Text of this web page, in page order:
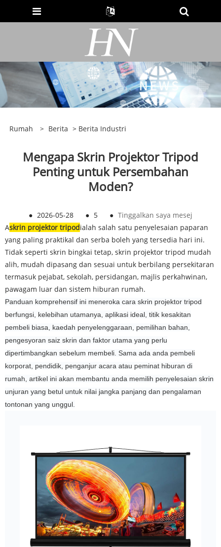
Rumah > Berita > Berita Industri
Mengapa Skrin Projektor Tripod
Penting untuk Persembahan
Moden?
● 2026-05-28 ● 5 ● Tinggalkan saya mesej
Askrin projektor tripodialah salah satu penyelesaian paparan
yang paling praktikal dan serba boleh yang tersedia hari ini.
Tidak seperti skrin bingkai tetap, skrin projektor tripod mudah
alih, mudah dipasang dan sesuai untuk berbilang persekitaran
termasuk pejabat, sekolah, persidangan, majlis perkahwinan,
pawagam luar dan sistem hiburan rumah.
Panduan komprehensif ini meneroka cara skrin projektor tripod
berfungsi, kelebihan utamanya, aplikasi ideal, titik kesakitan
pembeli biasa, kaedah penyelenggaraan, pemilihan bahan,
pengesyoran saiz skrin dan faktor utama yang perlu
dipertimbangkan sebelum membeli. Sama ada anda pembeli
korporat, pendidik, penganjur acara atau peminat hiburan di
rumah, artikel ini akan membantu anda memilih penyelesaian skrin
unjuran yang betul untuk nilai jangka panjang dan pengalaman
tontonan yang unggul.